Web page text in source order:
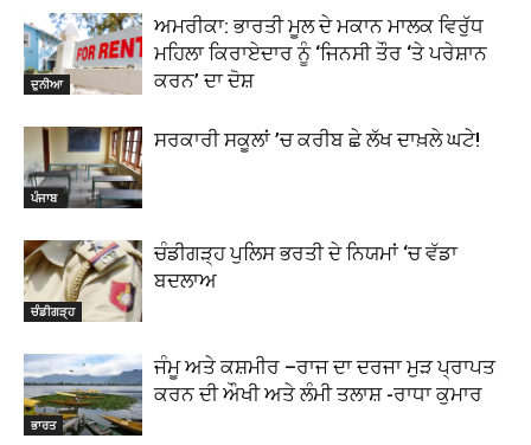
ਦੁਨੀਆ
ਅਮਰੀਕਾ: ਭਾਰਤੀ ਮੂਲ ਦੇ ਮਕਾਨ ਮਾਲਕ ਵਿਰੁੱਧ
ਮਹਿਲਾ ਕਿਰਾਏਦਾਰ ਨੂੰ ‘ਜਿਨਸੀ ਤੌਰ ‘ਤੇ ਪਰੇਸ਼ਾਨ
ਕਰਨ’ ਦਾ ਦੋਸ਼
ਪੰਜਾਬ
ਸਰਕਾਰੀ ਸਕੂਲਾਂ ’ਚ ਕਰੀਬ ਛੇ ਲੱਖ ਦਾਖ਼ਲੇ ਘਟੇ!
ਚੰਡੀਗੜ੍ਹ
ਚੰਡੀਗੜ੍ਹ ਪੁਲਿਸ ਭਰਤੀ ਦੇ ਨਿਯਮਾਂ ‘ਚ ਵੱਡਾ
ਬਦਲਾਅ
ਭਾਰਤ
ਜੰਮੂ ਅਤੇ ਕਸ਼ਮੀਰ –ਰਾਜ ਦਾ ਦਰਜਾ ਮੁੜ ਪ੍ਰਾਪਤ
ਕਰਨ ਦੀ ਔਖੀ ਅਤੇ ਲੰਮੀ ਤਲਾਸ਼ -ਰਾਧਾ ਕੁਮਾਰ